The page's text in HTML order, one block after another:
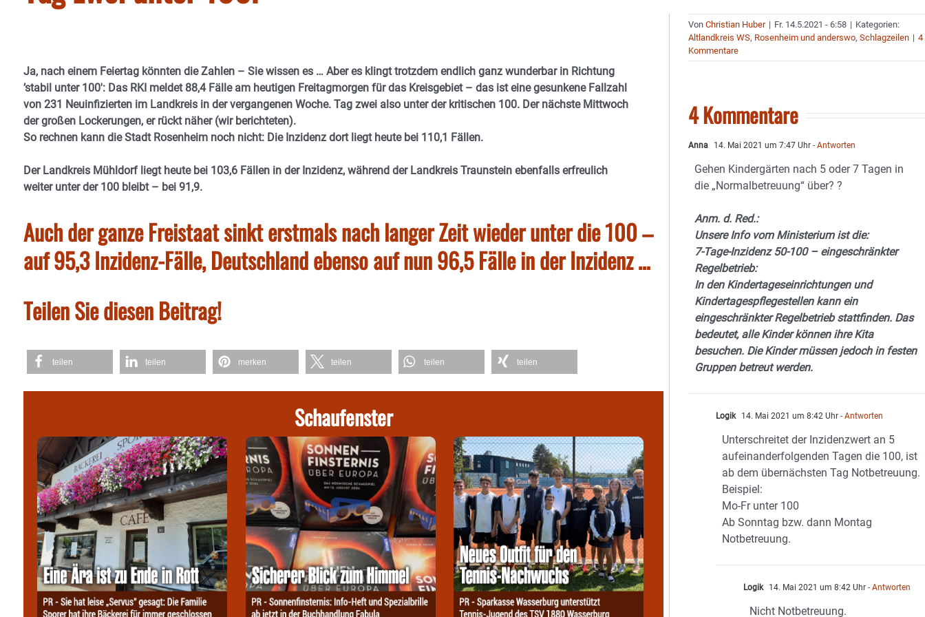
Ja, nach einem Feiertag könnten die Zahlen – Sie wissen es … Aber es klingt trotzdem endlich ganz wunderbar in Richtung
’stabil unter 100′: Das RKI meldet 88,4 Fälle am heutigen Freitagmorgen für das Kreisgebiet – das ist eine gesunkene Fallzahl
von 231 Neuinfizierten im Landkreis in der vergangenen Woche. Tag zwei also unter der kritischen 100. Der nächste Mittwoch
der großen Lockerungen, er rückt näher (wir berichteten).
So rechnen kann die Stadt Rosenheim noch nicht: Die Inzidenz dort liegt heute bei 110,1 Fällen.
Der Landkreis Mühldorf liegt heute bei 103,6 Fällen in der Inzidenz, während der Landkreis Traunstein ebenfalls erfreulich
weiter unter der 100 bleibt – bei 91,9.
Auch der ganze Freistaat sinkt erstmals nach langer Zeit wieder unter die 100 –
auf 95,3 Inzidenz-Fälle, Deutschland ebenso auf nun 96,5 Fälle in der Inzidenz …
Teilen Sie diesen Beitrag!
teilen teilen merken teilen teilen teilen
Schaufenster
VonChristian Huber | Fr. 14.5.2021 - 6:58 | Kategorien:
Altlandkreis WS, Rosenheim und anderswo,Schlagzeilen | 4
Kommentare
4 Kommentare
Anna 14. Mai 2021 um 7:47 Uhr - Antworten
Gehen Kindergärten nach 5 oder 7 Tagen in
die „Normalbetreuung“ über? ?
Anm. d. Red.:
Unsere Info vom Ministerium ist die:
7-Tage-Inzidenz 50-100 – eingeschränkter
Regelbetrieb:
In den Kindertageseinrichtungen und
Kindertagespflegestellen kann ein
eingeschränkter Regelbetrieb stattfinden. Das
bedeutet, alle Kinder können ihre Kita
besuchen. Die Kinder müssen jedoch in festen
Gruppen betreut werden.
Logik 14. Mai 2021 um 8:42 Uhr - Antworten
Unterschreitet der Inzidenzwert an 5
aufeinanderfolgenden Tagen die 100, ist
ab dem übernächsten Tag Notbetreuung.
Beispiel:
Mo-Fr unter 100
Ab Sonntag bzw. dann Montag
Notbetreuung.
Logik 14. Mai 2021 um 8:42 Uhr - Antworten
Nicht Notbetreuung.